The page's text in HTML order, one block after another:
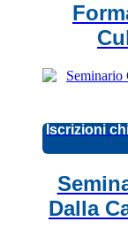
Iscrizioni
Dalla